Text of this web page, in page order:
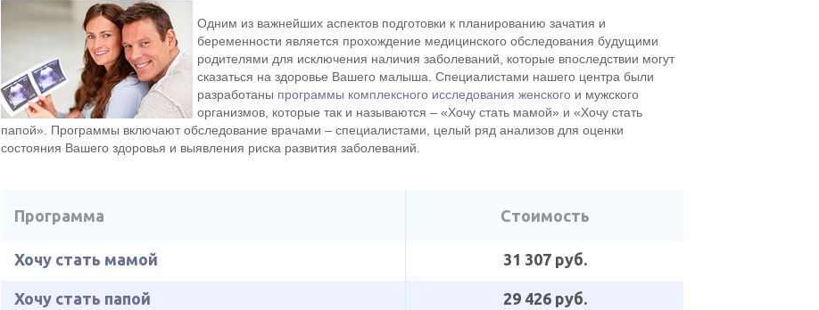
Одним из важнейших аспектов подготовки к планированию зачатия и
беременности является прохождение медицинского обследования будущими
родителями для исключения наличия заболеваний, которые впоследствии могут
сказаться на здоровье Вашего малыша. Специалистами нашего центра были
разработаны программы комплексного исследования женского и мужского
организмов, которые так и называются – «Хочу стать мамой» и «Хочу стать
папой». Программы включают обследование врачами – специалистами, целый ряд анализов для оценки
состояния Вашего здоровья и выявления риска развития заболеваний.
Программа Стоимость
Хочу стать мамой 31 307 руб.
Хочу стать папой 29 426 руб.